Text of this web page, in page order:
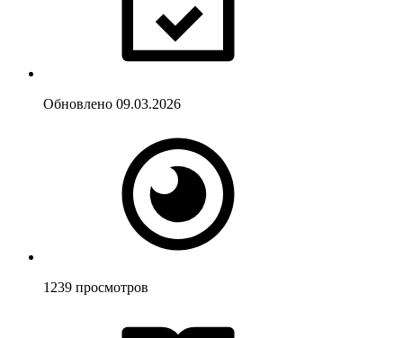
Обновлено 09.03.2026
1239 просмотров